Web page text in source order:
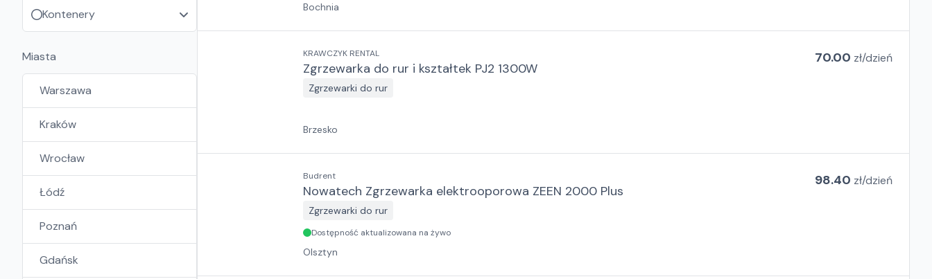
Bochnia
KRAWCZYK RENTAL
Zgrzewarka do rur i kształtek PJ2 1300W
Zgrzewarki do rur
70.00 zł/dzień
Brzesko
Budrent
Nowatech Zgrzewarka elektrooporowa ZEEN 2000 Plus
Zgrzewarki do rur
98.40 zł/dzień
Dostępność aktualizowana na żywo
Olsztyn
Kontenery
Miasta
Warszawa
Kraków
Wrocław
Łódź
Poznań
Gdańsk